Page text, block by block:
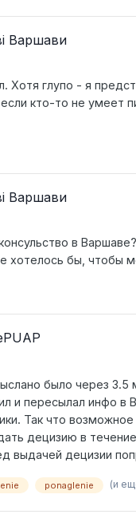
Варшави
Хотя глупо - я
кто-то не
Варшави
в
хотелось бы, чтобы
было через
и пересылал инфо в
Так что
децизию в
выдачей децизии
ponaglenie (и